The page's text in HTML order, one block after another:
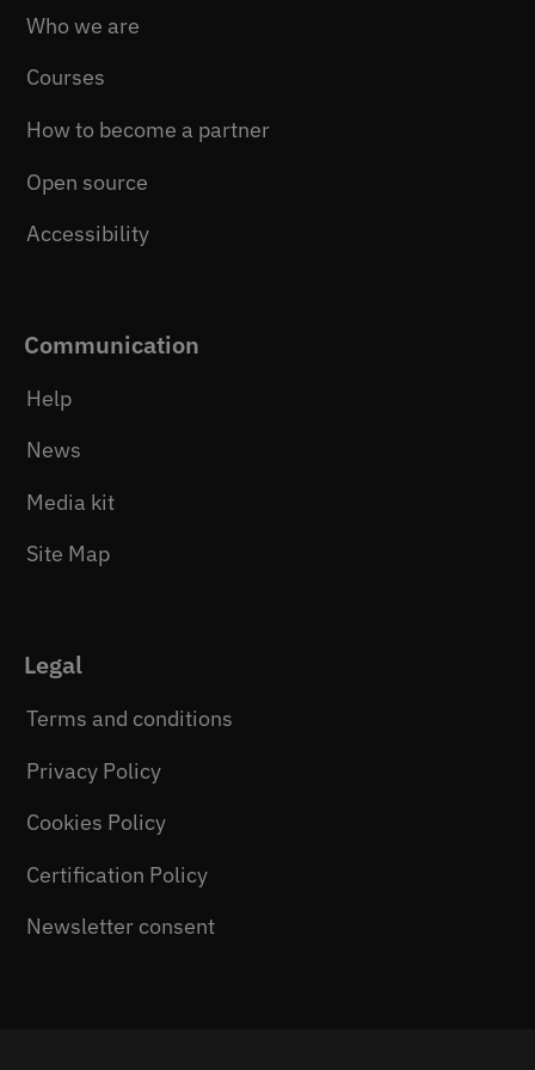
Who we are
Courses
How to become a partner
Open source
Accessibility
Communication
Help
News
Media kit
Site Map
Legal
Terms and conditions
Privacy Policy
Cookies Policy
Certification Policy
Newsletter consent